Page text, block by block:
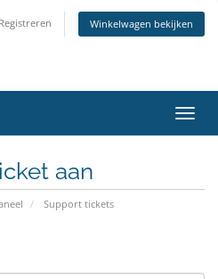
Registreren Winkelwagen bekijken
in-/
aan
Support tickets